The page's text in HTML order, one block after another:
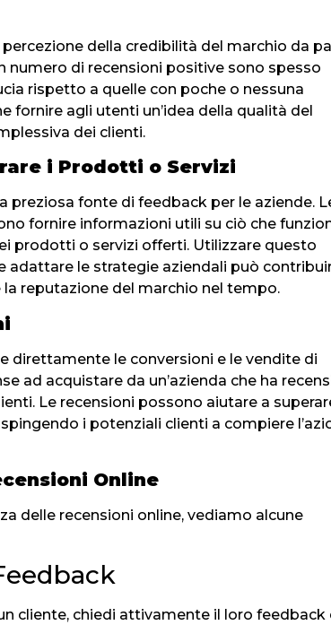
della credibilità del marchio da
numero di recensioni positive sono spesso
rispetto a quelle con poche o nessuna
fornire agli utenti un’idea della qualità del
dei clienti.
i Prodotti o Servizi
preziosa fonte di feedback per le aziende.
fornire informazioni utili su ciò che
prodotti o servizi offerti. Utilizzare questo
le strategie aziendali può
reputazione del marchio nel tempo.
direttamente le conversioni e le vendite di
ad acquistare da un’azienda che ha
Le recensioni possono aiutare a
spingendo i potenziali clienti a compiere
Online
delle recensioni online, vediamo alcune
cliente, chiedi attivamente il loro feedback